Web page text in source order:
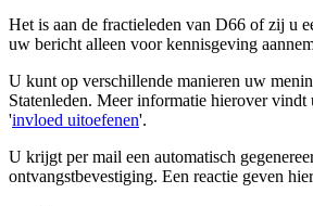
Het is aan de fractieleden van D66 of zij u
uw bericht alleen voor kennisgeving
U kunt op verschillende manieren uw
Statenleden. Meer informatie hierover vindt
'invloed uitoefenen'.
U krijgt per mail een automatisch
ontvangstbevestiging. Een reactie geven